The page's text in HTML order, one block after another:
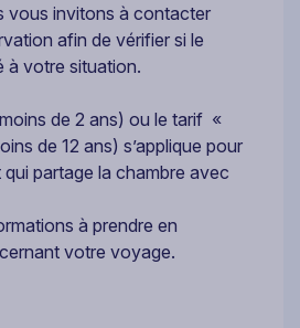
vous invitons à contacter
afin de vérifier si le
à votre situation.
de 2 ans) ou le tarif «
de 12 ans) s’applique pour
qui partage la chambre avec
à prendre en
votre voyage.